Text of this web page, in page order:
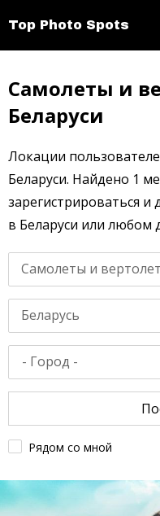
Top Photo Spots
Самолеты и
Беларуси
Локации
Беларуси. Найдено 1
зарегистрироваться
в Беларуси или любом
Самолеты и
Беларусь
Рядом со мной